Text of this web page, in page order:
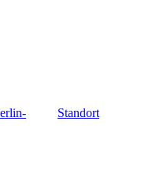
Standort